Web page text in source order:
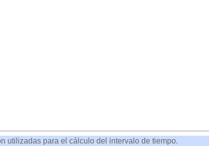
utilizadas para el cálculo del intervalo de tiempo.